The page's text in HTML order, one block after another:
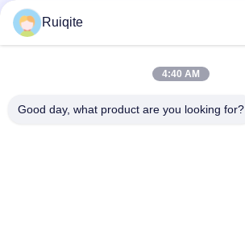
0086-18217621160
Ruiqite
4:40 AM
Good day, what product are you looking for?